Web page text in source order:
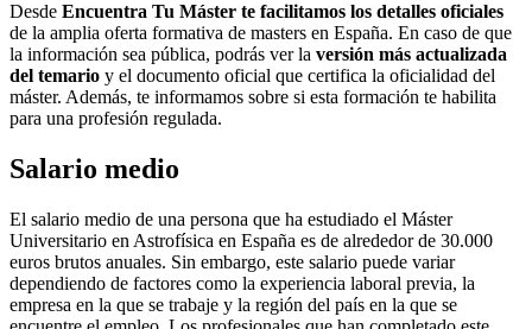
Desde Encuentra Tu Máster te facilitamos los detalles oficiales
de la amplia oferta formativa de masters en España. En caso de que
la información sea pública, podrás ver la versión más actualizada
del temario y el documento oficial que certifica la oficialidad del
máster. Además, te informamos sobre si esta formación te habilita
para una profesión regulada.
Salario medio
El salario medio de una persona que ha estudiado el Máster
Universitario en Astrofísica en España es de alrededor de 30.000
euros brutos anuales. Sin embargo, este salario puede variar
dependiendo de factores como la experiencia laboral previa, la
empresa en la que se trabaje y la región del país en la que se